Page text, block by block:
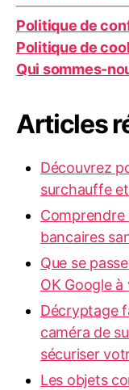
Politique de
Politique de
Qui sommes-
Articles
Découvrez
surchauffe
bancaires
Que se
OK Google
Décryptage
caméra de
sécuriser
Les objets